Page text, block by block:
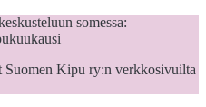
somessa:
Suomen Kipu ry:n verkkosivuilta